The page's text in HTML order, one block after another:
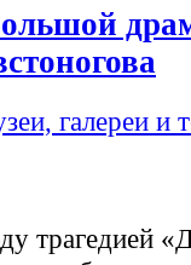
галереи и
трагедией